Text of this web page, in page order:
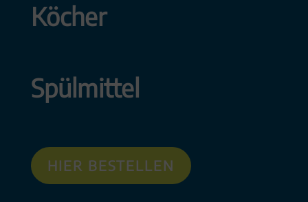
Köcher
Spülmittel
HIER BESTELLEN